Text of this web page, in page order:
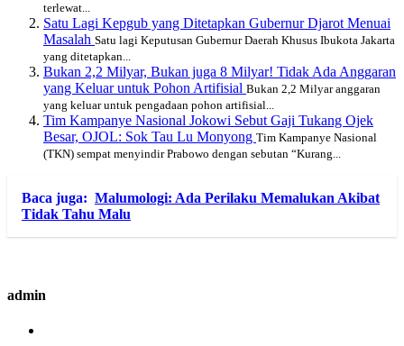
terlewat...
Satu Lagi Kepgub yang Ditetapkan Gubernur Djarot Menuai
Masalah Satu lagi Keputusan Gubernur Daerah Khusus Ibukota Jakarta
yang ditetapkan...
Bukan 2,2 Milyar, Bukan juga 8 Milyar! Tidak Ada Anggaran
yang Keluar untuk Pohon Artifisial Bukan 2,2 Milyar anggaran
yang keluar untuk pengadaan pohon artifisial...
Tim Kampanye Nasional Jokowi Sebut Gaji Tukang Ojek
Besar, OJOL: Sok Tau Lu Monyong Tim Kampanye Nasional
(TKN) sempat menyindir Prabowo dengan sebutan “Kurang...
Baca juga: Malumologi: Ada Perilaku Memalukan Akibat
Tidak Tahu Malu
admin